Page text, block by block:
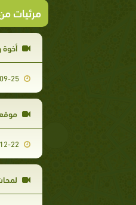
مرئيات
أخوة
2011-09-25